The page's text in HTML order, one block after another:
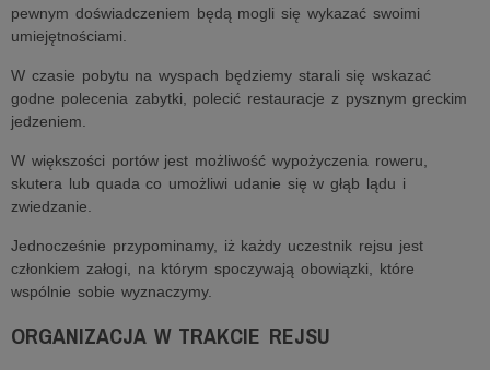
pewnym doświadczeniem będą mogli się wykazać swoimi
umiejętnościami.
W czasie pobytu na wyspach będziemy starali się wskazać
godne polecenia zabytki, polecić restauracje z pysznym greckim
jedzeniem.
W większości portów jest możliwość wypożyczenia roweru,
skutera lub quada co umożliwi udanie się w głąb lądu i
zwiedzanie.
Jednocześnie przypominamy, iż każdy uczestnik rejsu jest
członkiem załogi, na którym spoczywają obowiązki, które
wspólnie sobie wyznaczymy.
ORGANIZACJA W TRAKCIE REJSU